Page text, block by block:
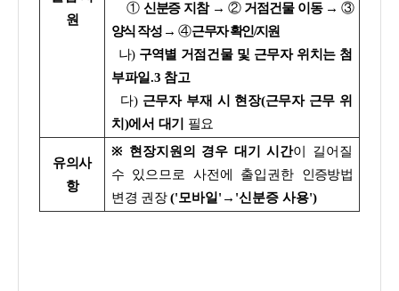
원
① 신분증 지참 → ② 거점건물 이동 → ③
양식 작성 → ④근무자 확인/지원
나) 구역별 거점건물 및 근무자 위치는 첨
부파일.3 참고
다) 근무자 부재 시 현장(근무자 근무 위
치)에서 대기
필요
유의사
항
※ 현장지원의 경우 대기 시간이 길어질
수 있으므로 사전에 출입권한 인증방법
변경 권장('모바일'→'신분증 사용')